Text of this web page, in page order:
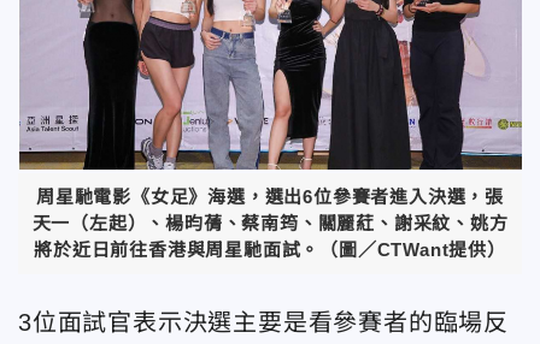
周星馳電影《女足》海選，選出6位參賽者進入決選，張
天一（左起）、楊昀蒨、蔡南筠、關麗葒、謝采紋、姚方
將於近日前往香港與周星馳面試。（圖／CTWant提供）
3位面試官表示決選主要是看參賽者的臨場反